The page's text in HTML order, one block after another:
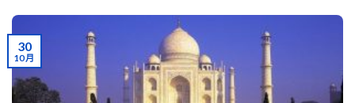
30
10 月